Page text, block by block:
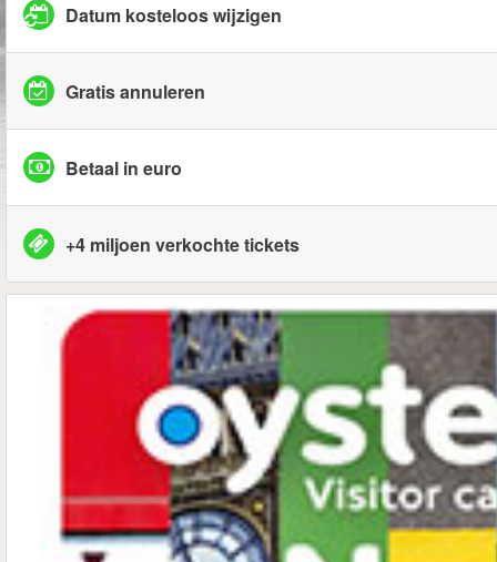
Datum kosteloos wijzigen
Gratis annuleren
Betaal in euro
+4 miljoen verkochte tickets